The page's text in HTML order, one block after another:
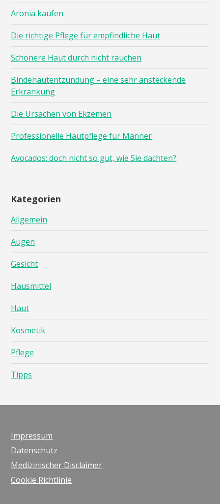
Aronia kaufen
Die richtige Pflege für empfindliche Haut
Schönere Haut durch nicht rauchen
Bindehautentzündung – eine sehr ansteckende
Erkrankung
Die Ursachen von Ekzemen
Professionelle Hautpflege für Männer
Avocados: doch nicht so gut, wie Sie dachten?
Kategorien
Allgemein
Augen
Gesicht
Hausmittel
Haut
Kosmetik
Pflege
Tipps
Impressum
Datenschutz
Medizinischer Disclaimer
Cookie Richtlinie